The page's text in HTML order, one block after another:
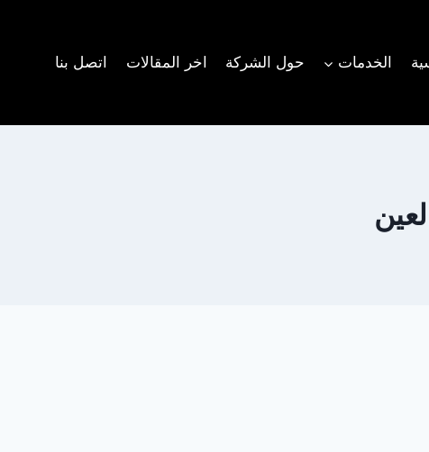
الخدمات حول الشركة اخر المقالات اتصل بنا